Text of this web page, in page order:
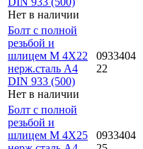
Нет в наличии
Болт с полной
резьбой и
шлицем M 4Х22
нерж.сталь A4
DIN 933 (500)
Нет в наличии
0933404
22
Болт с полной
резьбой и
шлицем M 4Х25
0933404